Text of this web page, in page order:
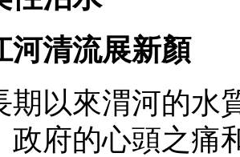
清流展新顏
來渭河的水質
政府的心頭之痛